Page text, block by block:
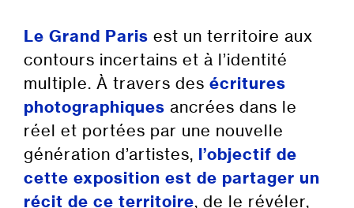
Le Grand Paris est un territoire aux
contours incertains et à l’identité
multiple. À travers des écritures
photographiques ancrées dans le
réel et portées par une nouvelle
génération d’artistes, l’objectif de
cette exposition est de partager un
récit de ce territoire, de le révéler,